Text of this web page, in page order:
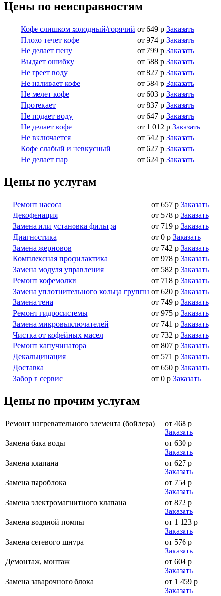
Цены по неисправностям
Кофе слишком холодный/горячий от 649 р Заказать
Плохо течет кофе
от 974 р Заказать
Не делает пену
от 799 р Заказать
Выдает ошибку
от 588 р Заказать
Не греет воду
от 827 р Заказать
Не наливает кофе
от 584 р Заказать
Не мелет кофе
от 603 р Заказать
Протекает
от 837 р Заказать
Не подает воду
от 647 р Заказать
Не делает кофе
от 1 012 р Заказать
Не включается
от 542 р Заказать
Кофе слабый и невкусный
от 627 р Заказать
Не делает пар
от 624 р Заказать
Цены по услугам
Ремонт насоса от 657 р Заказать
Декофенация
от 578 р Заказать
Замена или установка фильтра
от 719 р Заказать
Диагностика
от 0 р Заказать
Замена жерновов
от 742 р Заказать
Комплексная профилактика
от 978 р Заказать
Замена модуля управления
от 582 р Заказать
Ремонт кофемолки
от 718 р Заказать
Замена уплотнительного кольца группы от 620 р Заказать
Замена тена
от 749 р Заказать
Ремонт гидросистемы
от 975 р Заказать
Замена микровыключателей
от 741 р Заказать
Чистка от кофейных масел
от 732 р Заказать
Ремонт капучинатора
от 807 р Заказать
Декальцинация
от 571 р Заказать
Доставка
от 650 р Заказать
Забор в сервис
от 0 р Заказать
Цены по прочим услугам
Ремонт нагревательного элемента (бойлера)
от 468 р
Заказать
Замена бака воды
от 630 р
Заказать
Замена клапана
от 627 р
Заказать
Замена пароблока
от 754 р
Заказать
Замена электромагнитного клапана
от 872 р
Заказать
Замена водяной помпы
от 1 123 р
Заказать
Замена сетевого шнура
от 576 р
Заказать
Демонтаж, монтаж
от 604 р
Заказать
Замена заварочного блока
от 1 459 р
Заказать